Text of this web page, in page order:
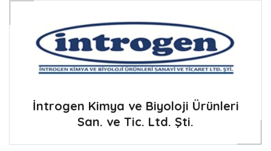
İntrogen Kimya ve Biyoloji Ürünleri
San. ve Tic. Ltd. Şti.